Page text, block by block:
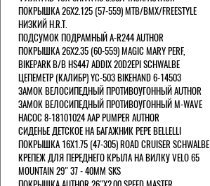
ПОКРЫШКА 26X2.125 (57-559) MTB/BMX/FREESTYLE
НИЗКИЙ H.R.T.
ПОДСУМОК ПОДРАМНЫЙ A-R244 AUTHOR
ПОКРЫШКА 26X2.35 (60-559) MAGIC MARY PERF,
BIKEPARK B/B HS447 ADDIX 20D2EPI SCHWALBE
ЦЕПЕМЕТР (КАЛИБР) YC-503 BIKEHAND 6-14503
ЗАМОК ВЕЛОСИПЕДНЫЙ ПРОТИВОУГОННЫЙ AUTHOR
ЗАМОК ВЕЛОСИПЕДНЫЙ ПРОТИВОУГОННЫЙ M-WAVE
НАСОС 8-18101024 AAP PUMPER AUTHOR
СИДЕНЬЕ ДЕТСКОЕ НА БАГАЖНИК PEPE BELLELLI
ПОКРЫШКА 16X1.75 (47-305) ROAD CRUISER SCHWALBE
КРЕПЕЖ ДЛЯ ПЕРЕДНЕГО КРЫЛА НА ВИЛКУ VELO 65
MOUNTAIN 29" 37 - 40ММ SKS